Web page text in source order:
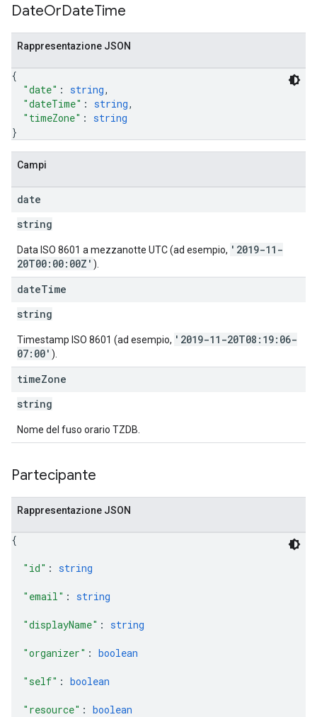
DateOrDateTime
Rappresentazione JSON
{
"date" : string,
"dateTime" : string,
"timeZone" : string
}
Campi
date
string
Data ISO 8601 a mezzanotte UTC (ad esempio, '2019-11-
20T00:00:00Z' ).
dateTime
string
Timestamp ISO 8601 (ad esempio, '2019-11-20T08:19:06-
07:00' ).
timeZone
string
Nome del fuso orario TZDB.
Partecipante
Rappresentazione JSON
{
"id" : string
"email" : string
"displayName" : string
"organizer" : boolean
"self" : boolean
"resource" : boolean